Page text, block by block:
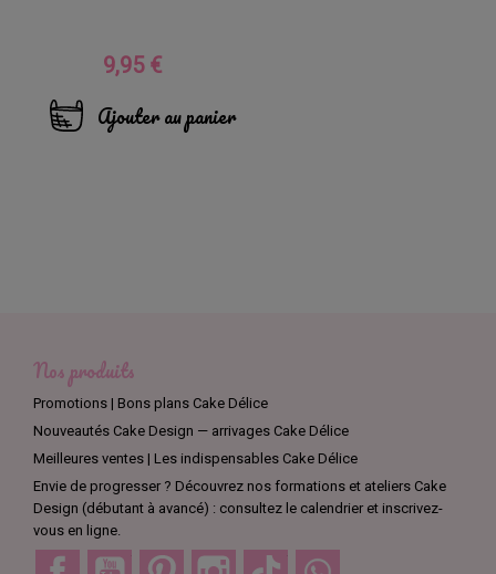
Prix
9,95 €
Ajouter au panier
Nos produits
Promotions | Bons plans Cake Délice
Nouveautés Cake Design — arrivages Cake Délice
Meilleures ventes | Les indispensables Cake Délice
Envie de progresser ? Découvrez nos formations et ateliers Cake
Design (débutant à avancé) : consultez le calendrier et inscrivez-
vous en ligne.
Facebook YouTube Pinterest Instagram TikTok